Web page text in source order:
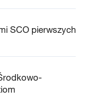
SCO pierwszych